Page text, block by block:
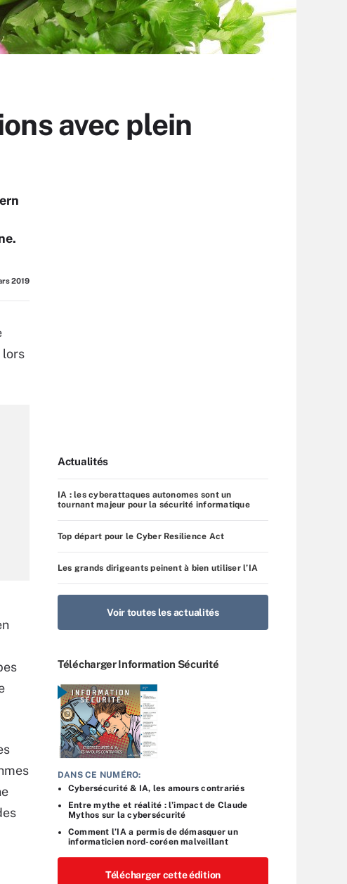
avec plein
2019
lors
Actualités
IA : les cyberattaques autonomes sont un
tournant majeur pour la sécurité informatique
Top départ pour le Cyber Resilience Act
Les grands dirigeants peinent à bien utiliser l’IA
Voir toutes les actualités
Télécharger Information Sécurité
DANS CE NUMÉRO:
Cybersécurité & IA, les amours contrariés
Entre mythe et réalité : l’impact de Claude
Mythos sur la cybersécurité
Comment l’IA a permis de démasquer un
informaticien nord-coréen malveillant
Télécharger cette édition